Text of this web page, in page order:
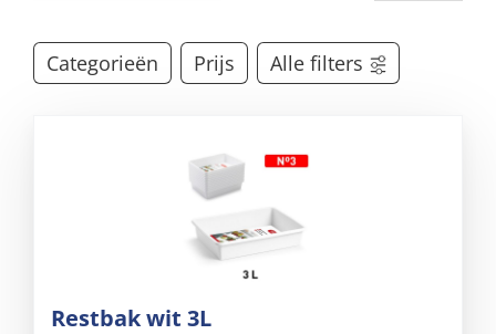
Categorieën Prijs Alle filters
Restbak wit 3L